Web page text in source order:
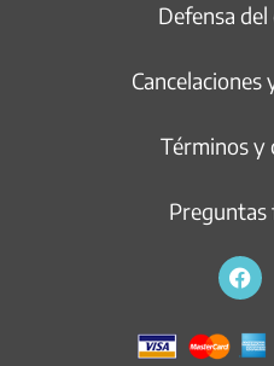
Defensa
Cancelaciones
Términos y
Preguntas